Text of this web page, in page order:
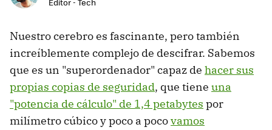
Editor - Tech
Nuestro cerebro es fascinante, pero también
increíblemente complejo de descifrar. Sabemos
que es un "superordenador" capaz de hacer sus
propias copias de seguridad, que tiene una
"potencia de cálculo" de 1,4 petabytes por
milímetro cúbico y poco a pocovamos